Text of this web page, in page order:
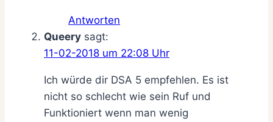
Antworten
Queery sagt:
11-02-2018 um 22:08 Uhr
Ich würde dir DSA 5 empfehlen. Es ist
nicht so schlecht wie sein Ruf und
Funktioniert wenn man wenig